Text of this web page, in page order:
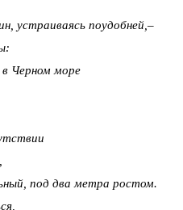
устраиваясь поудобней,–
Черном море
под два метра ростом.